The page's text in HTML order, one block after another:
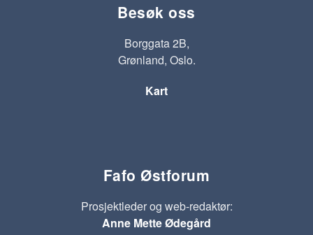
Besøk oss
Borggata 2B,
Grønland, Oslo.
Kart
Fafo Østforum
Prosjektleder og web-redaktør:
Anne Mette Ødegård